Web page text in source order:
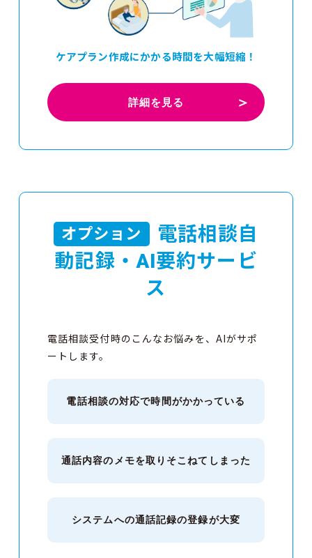
ケアプラン作成にかかる時間を大幅短縮！
詳細を見る
オプション
電話相談自
動記録・AI要約サービ
ス
電話相談受付時のこんなお悩みを、AIがサポ
ートします。
電話相談の対応で時間がかかっている
通話内容のメモを取りそこねてしまった
システムへの通話記録の登録が大変